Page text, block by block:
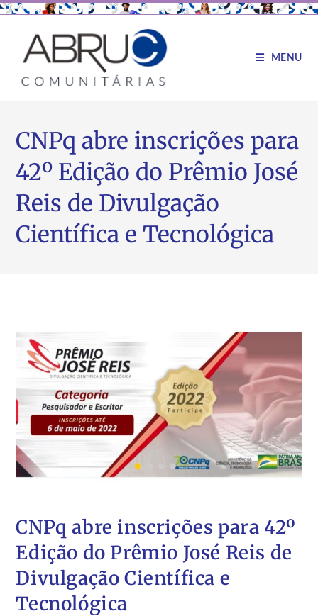
MENU
CNPq abre inscrições para
42º Edição do Prêmio José
Reis de Divulgação
Científica e Tecnológica
CNPq abre inscrições para 42º
Edição do Prêmio José Reis de
Divulgação Científica e
Tecnológica